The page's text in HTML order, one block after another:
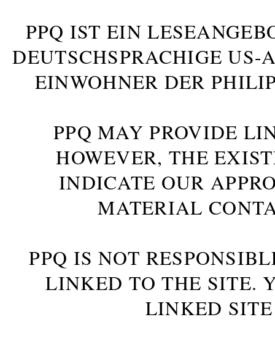
PPQ IST EIN
DEUTSCHSPRACHIGE US-
INWOHNER DER
PPQ MAY PROVIDE
HOWEVER, THE
INDICATE OUR
MATERIAL
PPQ IS NOT
LINKED TO THE SITE.
LINKED